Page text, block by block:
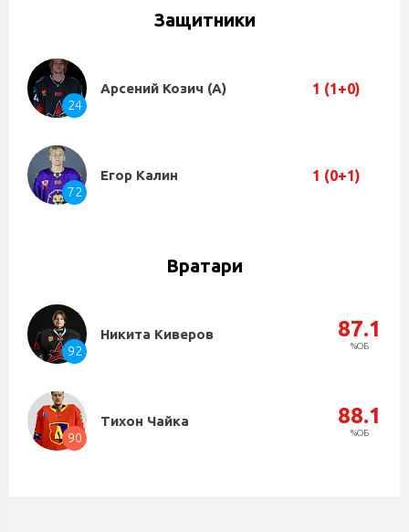
Защитники
24
Арсений Козич (А) 1 (1+0)
72
Егор Калин 1 (0+1)
Вратари
92
Никита Киверов 87.1
%ОБ
90
Тихон Чайка 88.1
%ОБ